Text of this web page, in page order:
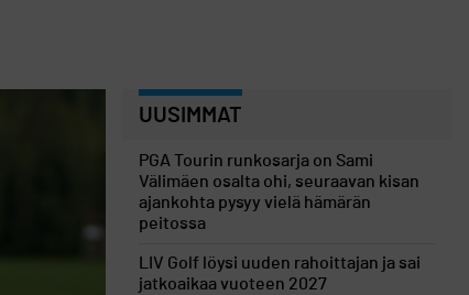
UUSIMMAT
PGA Tourin runkosarja on Sami
Välimäen osalta ohi, seuraavan kisan
ajankohta pysyy vielä hämärän
peitossa
LIV Golf löysi uuden rahoittajan ja sai
jatkoaikaa vuoteen 2027